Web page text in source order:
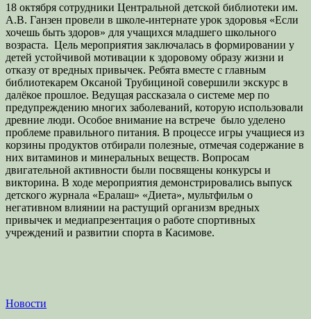
18 октября сотрудники Центральной детской библиотеки им.
А.В. Ганзен провели в школе-интернате урок здоровья «Если
хочешь быть здоров» для учащихся младшего школьного
возраста. Цель мероприятия заключалась в формировании у
детей устойчивой мотивации к здоровому образу жизни и
отказу от вредных привычек. Ребята вместе с главным
библиотекарем Оксаной Трубициной совершили экскурс в
далёкое прошлое. Ведущая рассказала о системе мер по
предупреждению многих заболеваний, которую использовали
древние люди. Особое внимание на встрече было уделено
проблеме правильного питания. В процессе игры учащиеся из
корзины продуктов отбирали полезные, отмечая содержание в
них витаминов и минеральных веществ. Вопросам
двигательной активности были посвящены конкурсы и
викторина. В ходе мероприятия демонстрировались выпуск
детского журнала «Ералаш» «Диета», мультфильм о
негативном влиянии на растущий организм вредных
привычек и медиапрезентация о работе спортивных
учреждений и развитии спорта в Касимове.
Категории
Новости